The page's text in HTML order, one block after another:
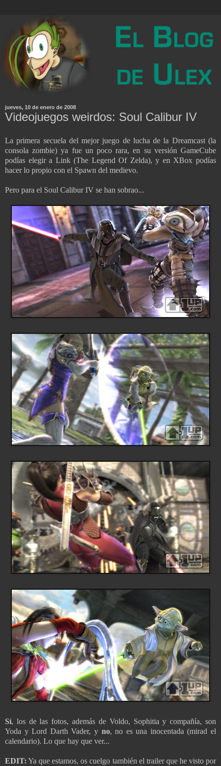
jueves, 10 de enero de 2008
Videojuegos weirdos: Soul Calibur IV
La primera secuela del mejor juego de lucha de la Dreamcast (la
consola zombie) ya fue un poco rara, en su versión GameCube
podías elegir a Link (The Legend Of Zelda), y en XBox podías
hacer lo propio con el Spawn del medievo.
Pero para el Soul Calibur IV se han sobrao...
Sí, los de las fotos, además de Voldo, Sophitia y compañía, son
Yoda y Lord Darth Vader, y no, no es una inocentada (mirad el
calendario). Lo que hay que ver...
EDIT: Ya que estamos, os cuelgo también el trailer que he visto por